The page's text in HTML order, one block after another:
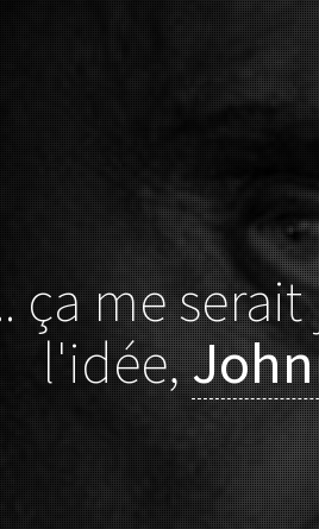
ça me
l'idée,